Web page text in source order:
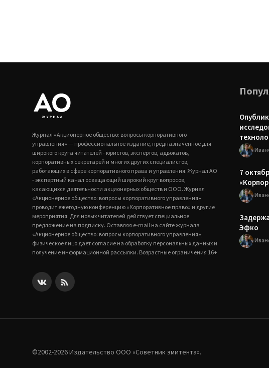
Журнал «Акционерное общество: вопросы корпоративного
управления» — профессиональное издание, предназначенное для
широкого круга читателей - юристов, экспертов, адвокатов,
корпоративных секретарей и многих других специалистов,
работающих в сфере корпоративного права и управления. Журнал АО
- экспертный канал освещающий широкий круг вопросов,
касающихся деятельности акционерных обществ и ООО. Журнал
«Акционерное общество: вопросы корпоративного управления»
проводит ежегодную конференцию «Корпоративное право» и другие
мероприятия. Для новых читателей действует специальное
предложение на подписку. Оставляя e-mail на сайте журнала
«Акционерное общество: вопросы корпоративного управления»,
физическое лицо дает согласие на обработку персональных данных и
получение информационной рассылки. Возрастные ограничения 16+
7
Эфко
©2002-2026 Издательство ООО «‎Советник эмитента».